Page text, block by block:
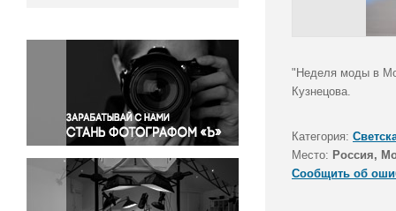
Окружающая среда
Политика
Правосудие
Происшествия и конфликты
Религия
Светская жизнь
Спорт
Экология
"Неделя моды в
Кузнецова.
Категория:
Место: Россия,
Сообщить об